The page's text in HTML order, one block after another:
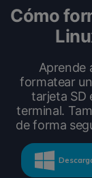
Utilidades
Empresas
Sala de prensa
Tienda
Soporte
Líder
Funciones
Recuperar
Recuperar
Soluciones
Recuperar
Recursos
Por qué
Experto en
Guía
Cómo
Aprende
formatear
tarjeta SD
terminal.
de forma